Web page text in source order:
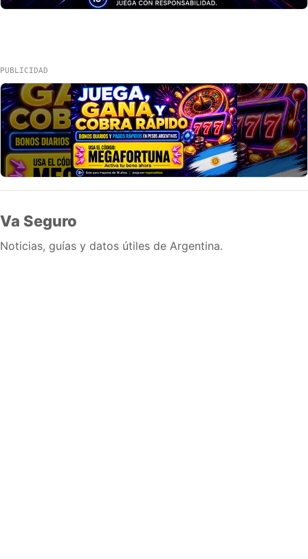
PUBLICIDAD
Va Seguro
Noticias, guías y datos útiles de Argentina.